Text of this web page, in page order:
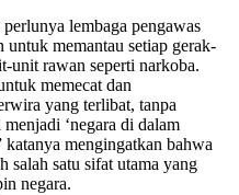
lembaga pengawas
untuk memantau setiap gerak-
unit rawan seperti narkoba.
memecat dan
yang terlibat, tanpa
‘negara di dalam
katanya mengingatkan bahwa
salah satu sifat utama yang
negara.